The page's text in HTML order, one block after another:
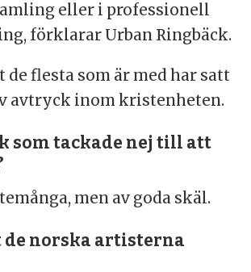
eller i professionell
förklarar Urban Ringbäck.
de flesta som är med har satt
avtryck inom kristenheten.
som tackade nej till att
men av goda skäl.
de norska artisterna